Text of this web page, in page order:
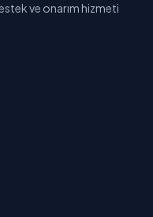
ve onarım hizmeti